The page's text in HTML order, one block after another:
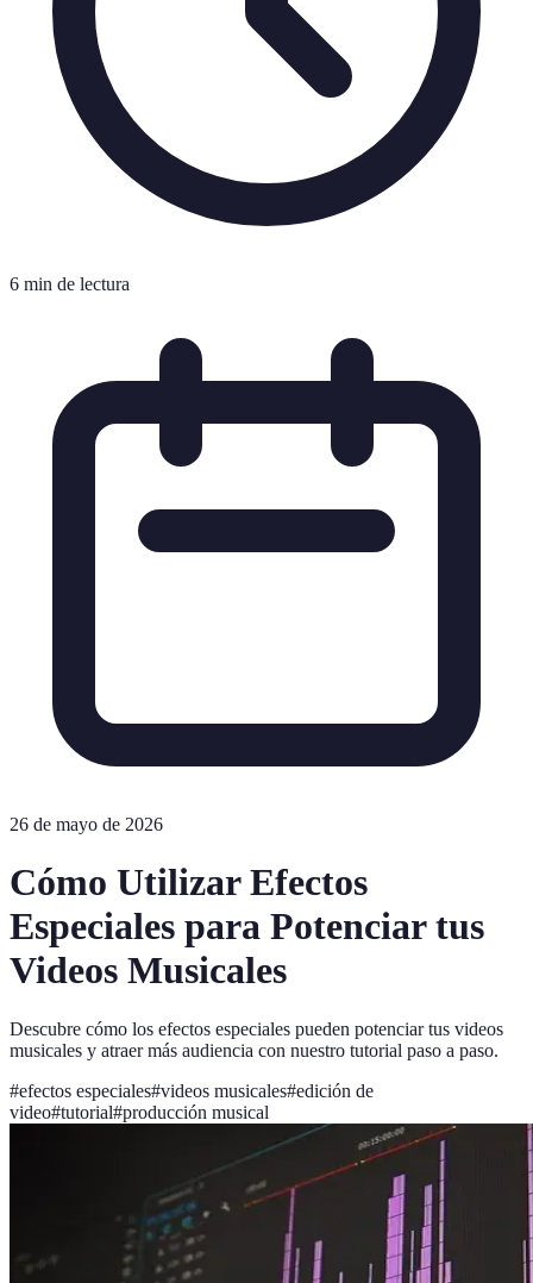
6 min de lectura
26 de mayo de 2026
Cómo Utilizar Efectos
Especiales para Potenciar tus
Videos Musicales
Descubre cómo los efectos especiales pueden potenciar tus videos
musicales y atraer más audiencia con nuestro tutorial paso a paso.
#efectos especiales#videos musicales#edición de
video#tutorial#producción musical